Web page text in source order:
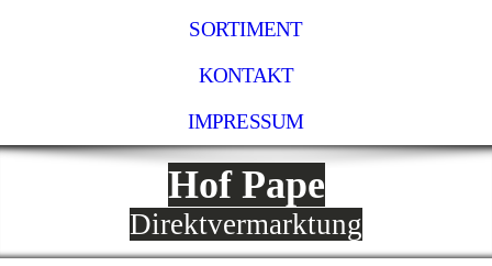
SORTIMENT
KONTAKT
IMPRESSUM
Hof Pape
Direktvermarktung